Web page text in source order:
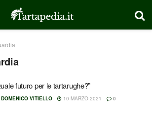
futuro per le tartarughe?”
DOMENICO VITIELLO 10 MARZO 2021 0